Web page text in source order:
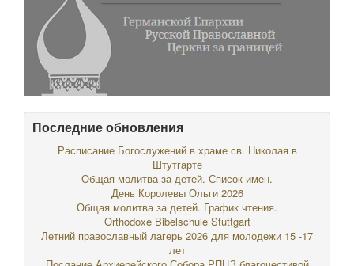
Последние обновления
Расписание Богослужений в храме св. Николая в
Штутгарте
Общая молитва за детей. Список имен.
День Королевы Ольги 2026
Общая молитва за детей. График чтения.
Orthodoxe Bibelschule Stuttgart
Летний православный лагерь 2026 для молодежи 15 -17
лет